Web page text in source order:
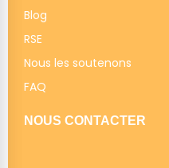
Blog
RSE
Nous les soutenons
FAQ
NOUS CONTACTER